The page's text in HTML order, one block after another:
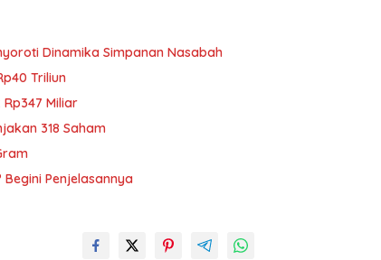
Dinamika Simpanan Nasabah
Triliun
Rp347 Miliar
318 Saham
Penjelasannya